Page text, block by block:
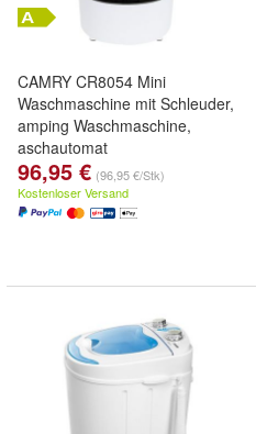
CAMRY CR8054 Mini
Waschmaschine mit Schleuder,
amping Waschmaschine,
aschautomat
96,95 € (96,95 €/Stk)
Kostenloser Versand